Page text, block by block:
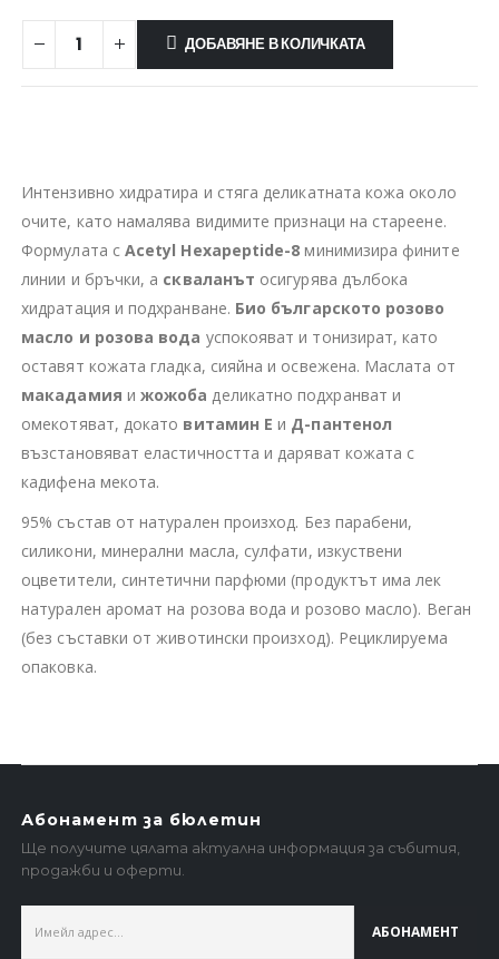
ДОБАВЯНЕ В КОЛИЧКАТА
Интензивно хидратира и стяга деликатната кожа около
очите, като намалява видимите признаци на стареене.
Формулата с Acetyl Hexapeptide-8 минимизира фините
линии и бръчки, а скваланът осигурява дълбока
хидратация и подхранване. Био българското розово
масло и розова вода успокояват и тонизират, като
оставят кожата гладка, сияйна и освежена. Маслата от
макадамия и жожоба деликатно подхранват и
омекотяват, докато витамин Е и Д-пантенол
възстановяват еластичността и даряват кожата с
кадифена мекота.
95% състав от натурален произход. Без парабени,
силикони, минерални масла, сулфати, изкуствени
оцветители, синтетични парфюми (продуктът има лек
натурален аромат на розова вода и розово масло). Веган
(без съставки от животински произход). Рециклируема
опаковка.
Абонамент за бюлетин
Ще получите цялата актуална информация за събития,
продажби и оферти.